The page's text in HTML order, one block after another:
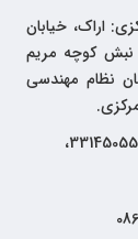
اراک، خیابان
کوچه مریم
نظام مهندسی
33144262، 33145055،